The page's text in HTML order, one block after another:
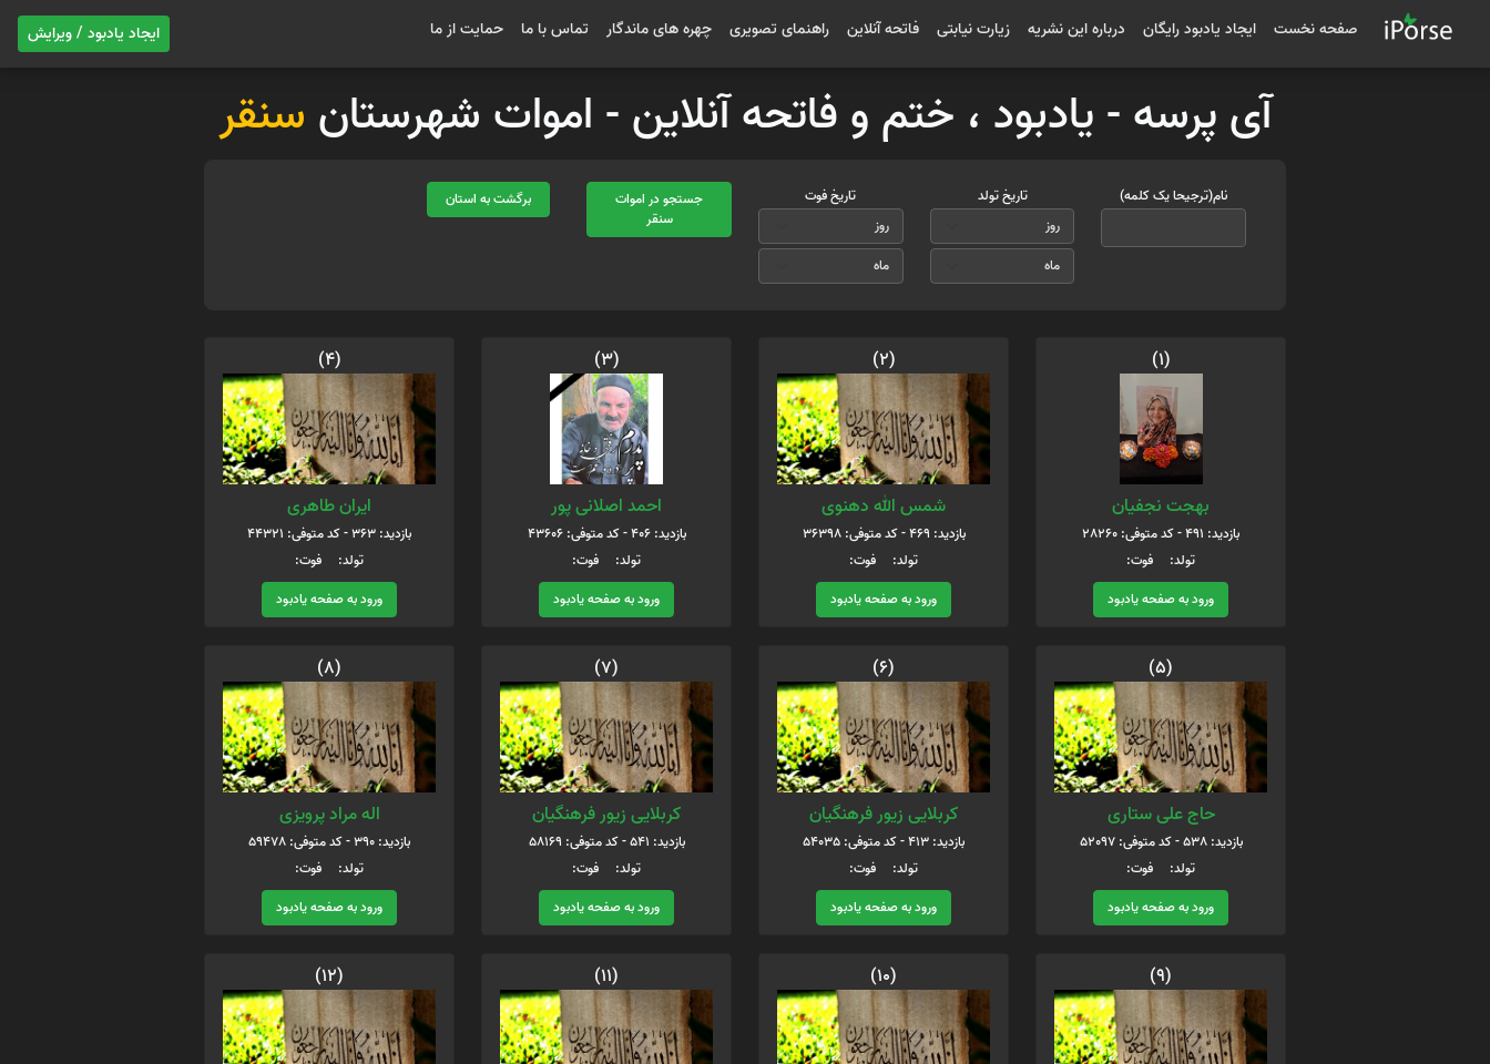
ایجاد یادبود / ویرایش صفحه نخست ایجاد یادبود رایگان درباره این نشریه زیارت نیابتی فاتحه آنلاین راهنمای تصویری چهره های ماندگار تماس با ما حمایت از ما
آی پرسه - یادبود ، ختم و فاتحه آنلاین - اموات شهرستان سنقر
نام(ترجیحا یک کلمه) تاریخ تولد تاریخ فوت
جستجو در اموات
سنقر
برگشت به استان
(1)
بهجت نجفیان
بازدید: 491 - کد متوفی: 28260
تولد: فوت:
ورود به صفحه یادبود
(2)
شمس الله دهنوی
بازدید: 469 - کد متوفی: 36398
تولد: فوت:
ورود به صفحه یادبود
(3)
احمد اصلانی پور
بازدید: 406 - کد متوفی: 43606
تولد: فوت:
ورود به صفحه یادبود
(4)
ایران طاهری
بازدید: 363 - کد متوفی: 44321
تولد: فوت:
ورود به صفحه یادبود
(5)
حاج علی ستاری
بازدید: 538 - کد متوفی: 52097
تولد: فوت:
ورود به صفحه یادبود
(6)
کربلایی زیور فرهنگیان
بازدید: 413 - کد متوفی: 54035
تولد: فوت:
ورود به صفحه یادبود
(7)
کربلایی زیور فرهنگیان
بازدید: 541 - کد متوفی: 58169
تولد: فوت:
ورود به صفحه یادبود
(8)
اله مراد پرویزی
بازدید: 390 - کد متوفی: 59478
تولد: فوت:
ورود به صفحه یادبود
(9)
(10)
(11)
(12)